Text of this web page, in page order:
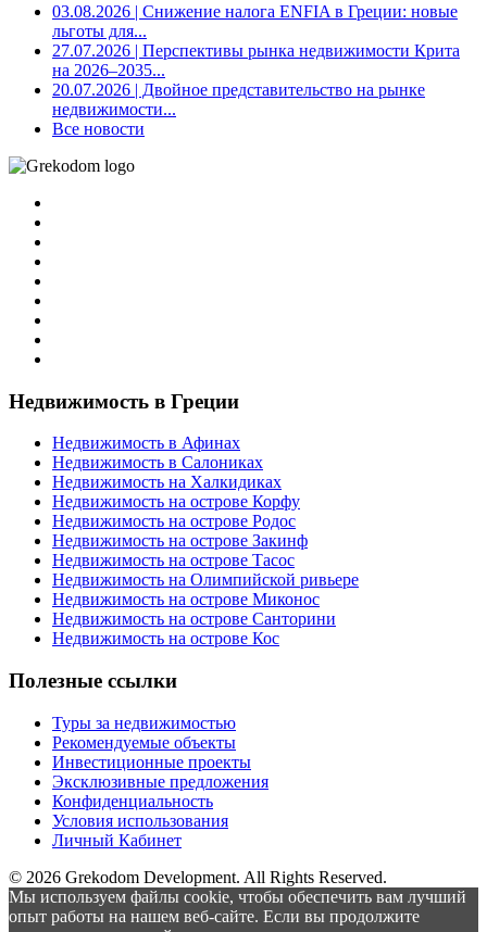
03.08.2026 | Снижение налога ENFIA в Греции: новые
льготы для...
27.07.2026 | Перспективы рынка недвижимости Крита
на 2026–2035...
20.07.2026 | Двойное представительство на рынке
недвижимости...
Все новости
Недвижимость в Греции
Недвижимость в Афинах
Недвижимость в Салониках
Недвижимость на Халкидиках
Недвижимость на острове Корфу
Недвижимость на острове Родос
Недвижимость на острове Закинф
Недвижимость на острове Тасос
Недвижимость на Олимпийской ривьере
Недвижимость на острове Миконос
Недвижимость на острове Санторини
Недвижимость на острове Кос
Полезные ссылки
Туры за недвижимостью
Рекомендуемые объекты
Инвестиционные проекты
Эксклюзивные предложения
Конфиденциальность
Условия использования
Личный Кабинет
© 2026 Grekodom Development. All Rights Reserved.
Мы используем файлы cookie, чтобы обеспечить вам лучший
опыт работы на нашем веб-сайте. Если вы продолжите